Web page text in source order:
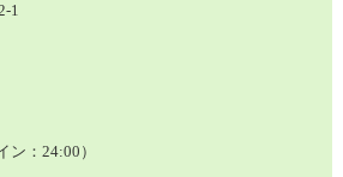
1
ン：24:00）